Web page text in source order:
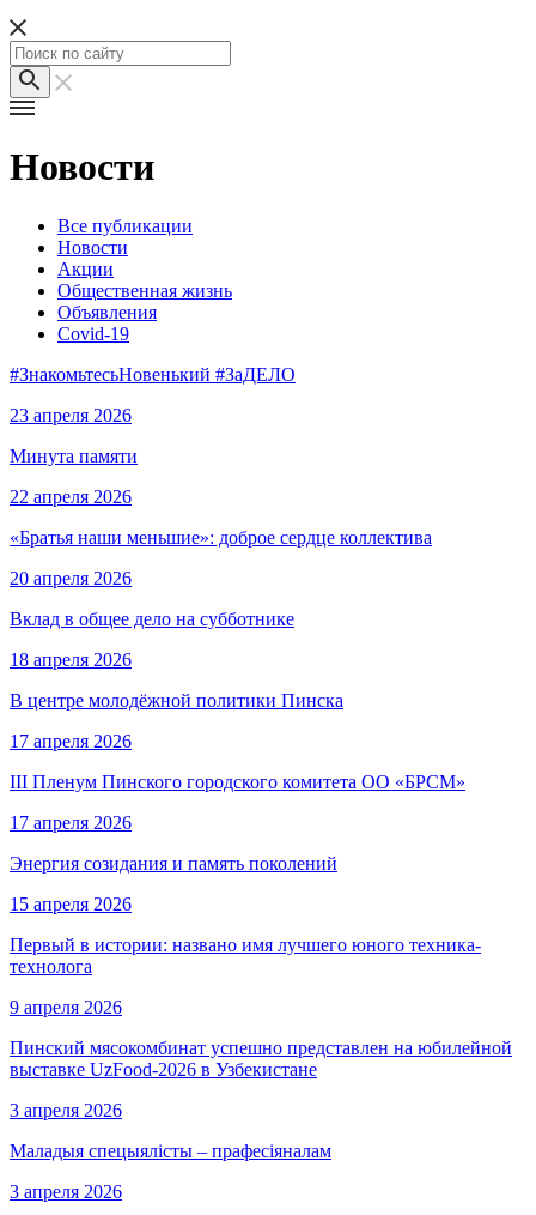
Новости
Все публикации
Новости
Акции
Общественная жизнь
Объявления
Covid-19
#ЗнакомьтесьНовенький #ЗаДЕЛО
23 апреля 2026
Минута памяти
22 апреля 2026
«Братья наши меньшие»: доброе сердце коллектива
20 апреля 2026
Вклад в общее дело на субботнике
18 апреля 2026
В центре молодёжной политики Пинска
17 апреля 2026
III Пленум Пинского городского комитета ОО «БРСМ»
17 апреля 2026
Энергия созидания и память поколений
15 апреля 2026
Первый в истории: названо имя лучшего юного техника-
технолога
9 апреля 2026
Пинский мясокомбинат успешно представлен на юбилейной
выставке UzFood-2026 в Узбекистане
3 апреля 2026
Маладыя спецыялісты – прафесіяналам
3 апреля 2026